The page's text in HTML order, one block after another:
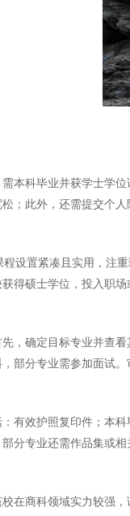
本科毕业并获学士学
；此外，还需提交个人
设置紧凑且实用，注
得硕士学位，投入职
，确定目标专业并查
部分专业需参加面试
有效护照复印件；本
分专业还需作品集或相
在商科领域实力较强